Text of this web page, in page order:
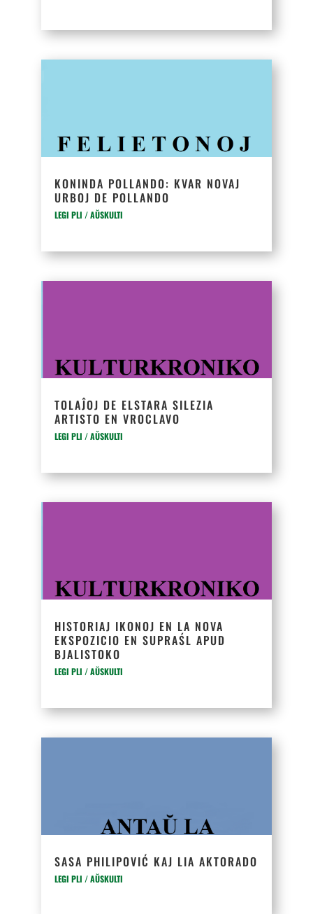
KONINDA POLLANDO: KVAR NOVAJ
URBOJ DE POLLANDO
LEGI PLI / AŬSKULTI
TOLAĴOJ DE ELSTARA SILEZIA
ARTISTO EN VROCLAVO
LEGI PLI / AŬSKULTI
HISTORIAJ IKONOJ EN LA NOVA
EKSPOZICIO EN SUPRAŚL APUD
BJALISTOKO
LEGI PLI / AŬSKULTI
SASA PHILIPOVIĆ KAJ LIA AKTORADO
LEGI PLI / AŬSKULTI